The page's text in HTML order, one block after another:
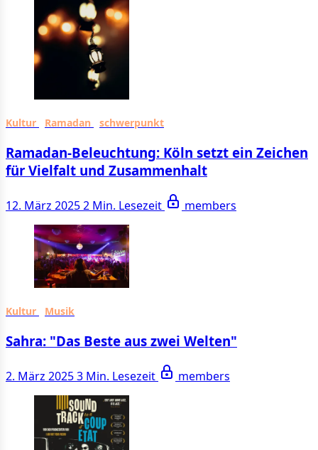
Kultur Ramadan schwerpunkt
Ramadan-Beleuchtung: Köln setzt ein Zeichen
für Vielfalt und Zusammenhalt
12. März 20252 Min. Lesezeit members
Kultur Musik
Sahra: "Das Beste aus zwei Welten"
2. März 20253 Min. Lesezeit members